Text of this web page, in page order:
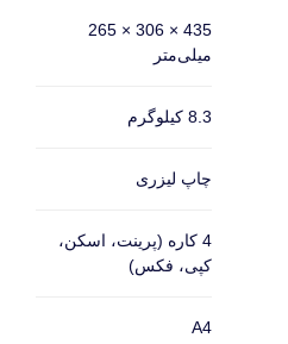
435 × 306 × 265
میلی‌متر
8.3 کیلوگرم
چاپ لیزری
4 کاره (پرینت، اسکن،
کپی، فکس)
A4